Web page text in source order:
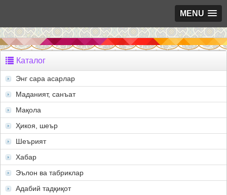
MENU
Каталог
Энг сара асарлар
Маданият, санъат
Мақола
Ҳикоя, шеър
Шеърият
Хабар
Эълон ва табриклар
Адабий тадқиқот